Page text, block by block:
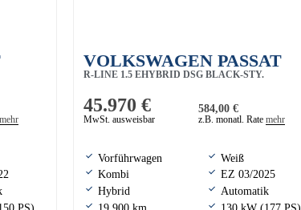
mehr
VOLKSWAGEN PASSAT
VARIANT
R-LINE 1.5 EHYBRID DSG BLACK-STY.
45.970 €
MwSt. ausweisbar
584,00 €
z.B. monatl. Rate mehr
Vorführwagen
Kombi
Hybrid
Weiß
EZ 03/2025
Automatik